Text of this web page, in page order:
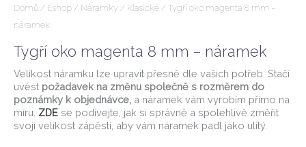
Domů / Eshop / Náramky / Klasické / Tygří oko magenta 8 mm –
náramek
Tygří oko magenta 8 mm – náramek
Velikost náramku lze upravit přesně dle vašich potřeb. Stačí
uvést požadavek na změnu společně s rozměrem do
poznámky k objednávce, a náramek vám vyrobím přímo na
míru. ZDE se podívejte, jak si správně a spolehlivě změřit
svoji velikost zápěstí, aby vám náramek padl jako ulitý.